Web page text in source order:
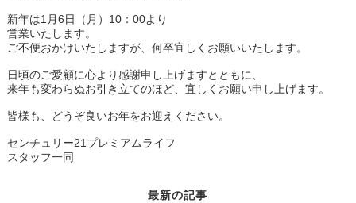
新年は1月6日（月） 10： 00より
営業いたします。
ご不便おかけいたしますが、何卒宜しくお願いいたします。
日頃のご愛顧に心より感謝申し上げますとともに、
来年も変わらぬお引き立てのほど、宜しくお願い申し上げます。
皆様も、どうぞ良いお年をお迎えください。
センチュリー21プレミアムライフ
スタッフ一同
最新の記事